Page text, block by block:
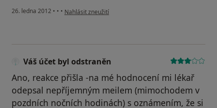
26. ledna 2012 • • • podle názoru uživatele Petra Šimíčková
Nahlásit zneužití
Váš účet byl odstraněn
Ano, reakce přišla -na mé hodnocení mi lékař
odepsal nepříjemným meilem (mimochodem v
pozdních nočních hodinách) s oznámením, že si